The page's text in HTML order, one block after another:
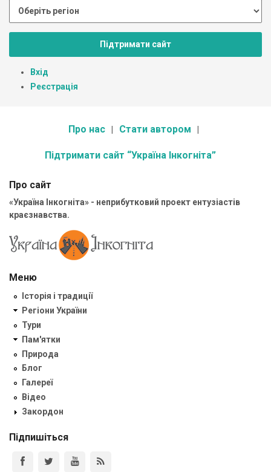
Підтримати сайт
Вхід
Реєстрація
Про нас Стати автором
Підтримати сайт “Україна Інкогніта”
Про сайт
«Україна Інкогніта» - неприбутковий проект ентузіастів
краєзнавства.
Меню
Історія і традиції
Регіони України
Тури
Пам'ятки
Природа
Блог
Галереї
Відео
Закордон
Підпишіться